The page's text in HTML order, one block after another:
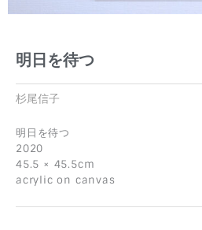
明日を待つ
杉尾信子
明日を待つ
2020
45.5 × 45.5cm
acrylic on canvas